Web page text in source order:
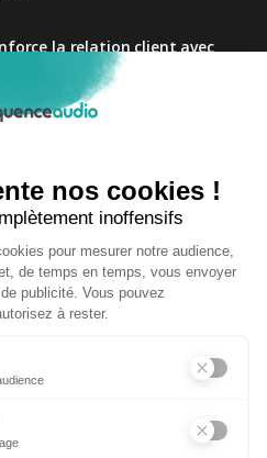
la relation client avec
campagne axée sur la
2025
Conseil
|
du site Visiperf